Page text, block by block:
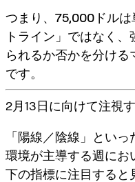
つまり、 75,000ドルは
トライン」ではなく
られるか否かを分け
です。
2月13日に向けて注視
「陽線／陰線」とい
環境が主導する週にお
下の指標に注目すると